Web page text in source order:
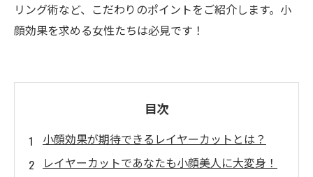
リング術など、こだわりのポイントをご紹介します。小
顔効果を求める女性たちは必見です！
目次
小顔効果が期待できるレイヤーカットとは？
レイヤーカットであなたも小顔美人に大変身！